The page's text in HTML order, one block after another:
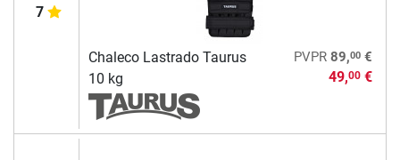
7
Chaleco Lastrado Taurus
10 kg
PVPR 89,00€
49,00€